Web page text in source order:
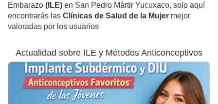
Embarazo (ILE) en San Pedro Mártir Yucuxaco, solo aquí
encontrarás las Clínicas de Salud de la Mujer mejor
valoradas por los usuarios
Actualidad sobre ILE y Métodos Anticonceptivos